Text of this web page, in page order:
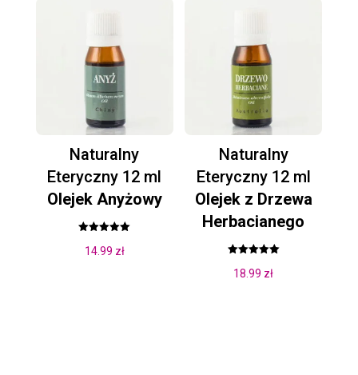
Naturalny
Eteryczny 12 ml
Olejek Anyżowy
5.00
14.99 zł
Naturalny
Eteryczny 12 ml
Olejek z Drzewa
Herbacianego
5.00
18.99 zł